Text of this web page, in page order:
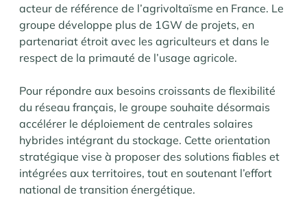
acteur de référence de l’agrivoltaïsme en France. Le
groupe développe plus de 1GW de projets, en
partenariat étroit avec les agriculteurs et dans le
respect de la primauté de l’usage agricole.
Pour répondre aux besoins croissants de flexibilité
du réseau français, le groupe souhaite désormais
accélérer le déploiement de centrales solaires
hybrides intégrant du stockage. Cette orientation
stratégique vise à proposer des solutions fiables et
intégrées aux territoires, tout en soutenant l’effort
national de transition énergétique.